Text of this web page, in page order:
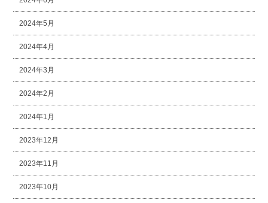
2024年5月
2024年4月
2024年3月
2024年2月
2024年1月
2023年12月
2023年11月
2023年10月